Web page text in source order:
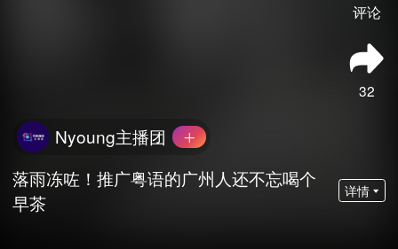
评论
32
Nyoung主播团
落雨冻咗！推广粤语的广州人还不忘喝个
早茶
详情